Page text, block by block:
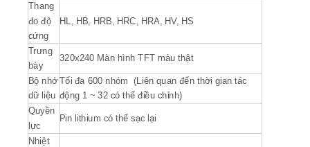
Thang
đo độ
cứng
HL, HB, HRB, HRC, HRA, HV, HS
Trưng
bày
320x240 Màn hình TFT màu thật
Bộ nhớ
dữ liệu
Tối đa 600 nhóm (Liên quan đến thời gian tác
động 1 ~ 32 có thể điều chỉnh)
Quyền
lực
Pin lithium có thể sạc lại
Nhiệt